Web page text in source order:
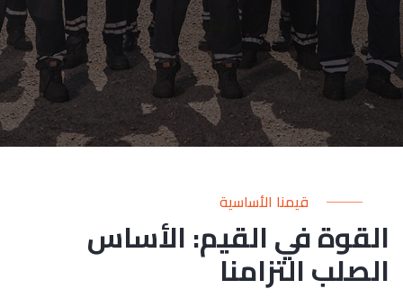
قيمنا الأساسية
القوة في القيم: الأساس
الصلب التزامنا